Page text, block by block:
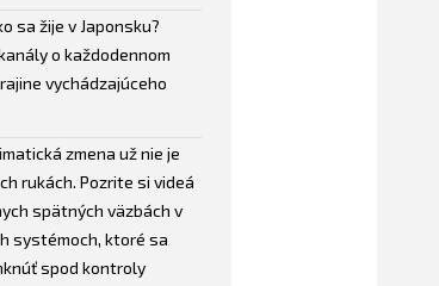
sa žije v Japonsku?
o každodennom
vychádzajúceho
zmena už nie je
rukách. Pozrite si videá
spätných väzbách v
systémoch, ktoré sa
spod kontroly